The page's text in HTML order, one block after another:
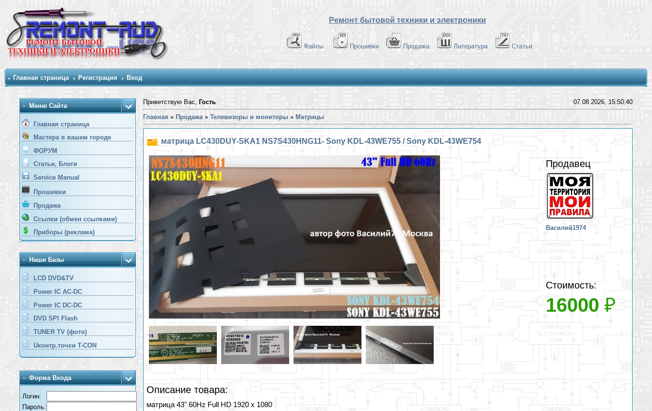
Ремонт бытовой техники и электроники
Файлы Прошивки Продажа Литература Статьи
Главная страница Регистрация Вход
Меню Сайта
Главная страница
Мастера в вашем городе
ФОРУМ
Статьи, Блоги
Service Manual
Прошивки
Продажа
Ссылки (обмен ссылками)
Приборы (реклама)
Наши Базы
LCD DVD&TV
Power IC AC-DC
Power IC DC-DC
DVD SPI Flash
TUNER TV (фото)
Uконтр.точки T-CON
Форма Входа
Логин:
Пароль:
Приветствую Вас, Гость 07.08.2026, 15:50:40
Главная » Продажа» Телевизоры и мониторы» Матрицы
матрица LC430DUY-SKA1 NS7S430HNG11- Sony KDL-43WE755 / Sony KDL-43WE754
Продавец
Василий1974
Стоимость:
16000₽
Описание товара:
матрица 43" 60Hz Full HD 1920 x 1080